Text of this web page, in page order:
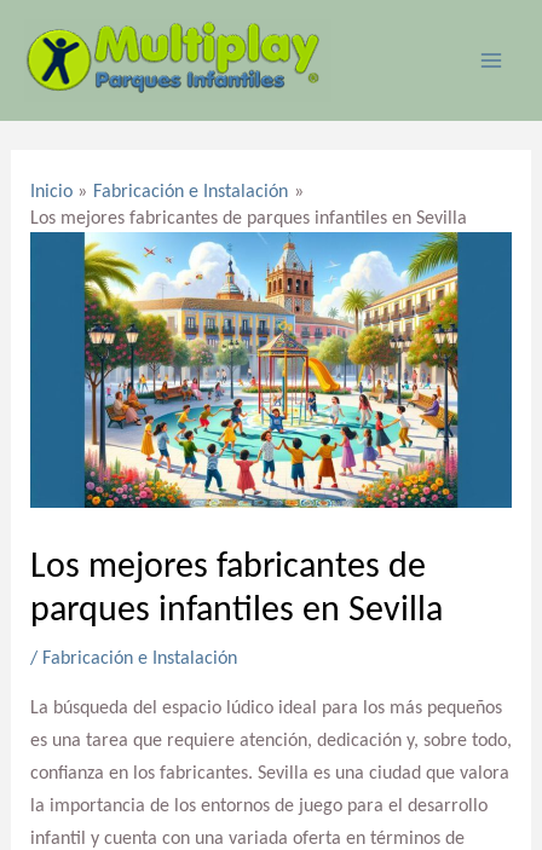
contenido
Inicio
Fabricación e Instalación
Los mejores fabricantes de parques infantiles en Sevilla
Los mejores fabricantes de
parques infantiles en Sevilla
/ Fabricación e Instalación
La búsqueda del espacio lúdico ideal para los más pequeños
es una tarea que requiere atención, dedicación y, sobre todo,
confianza en los fabricantes. Sevilla es una ciudad que valora
la importancia de los entornos de juego para el desarrollo
infantil y cuenta con una variada oferta en términos de
entradas